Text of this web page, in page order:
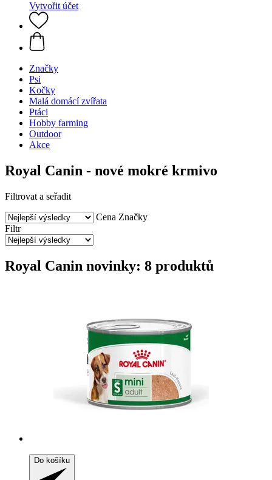
Vytvořit účet
Značky
Psi
Kočky
Malá domácí zvířata
Ptáci
Hobby farming
Outdoor
Akce
Royal Canin - nové mokré krmivo
Filtrovat a seřadit
Cena Značky
Filtr
Royal Canin novinky: 8 produktů
Do košíku